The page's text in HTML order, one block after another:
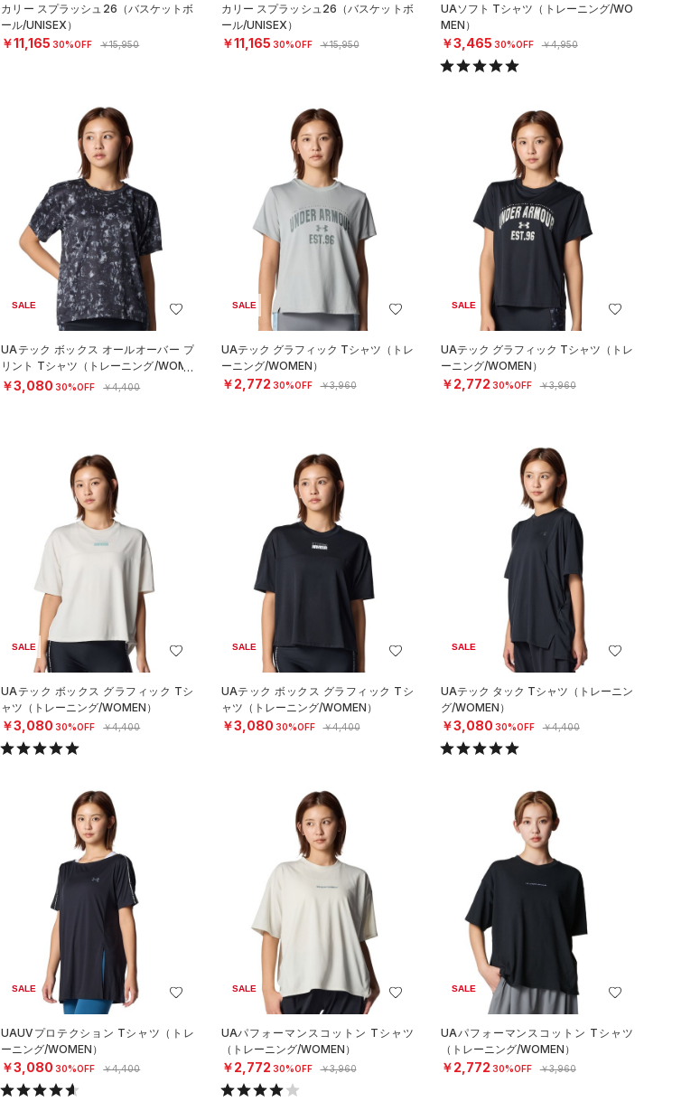
カリー スプラッシュ26（バスケットボ
ール/UNISEX）
￥11,165 30%OFF ￥15,950
カリー スプラッシュ26（バスケットボ
ール/UNISEX）
￥11,165 30%OFF ￥15,950
UAソフト Tシャツ（トレーニング/WO
MEN）
￥3,465 30%OFF ￥4,950
SALE
UAテック ボックス オールオーバー プ
リント Tシャツ（トレーニング/WOME
N）
￥3,080 30%OFF ￥4,400
SALE
UAテック グラフィック Tシャツ（トレ
ーニング/WOMEN）
￥2,772 30%OFF ￥3,960
SALE
UAテック グラフィック Tシャツ（トレ
ーニング/WOMEN）
￥2,772 30%OFF ￥3,960
SALE
UAテック ボックス グラフィック Tシ
ャツ（トレーニング/WOMEN）
￥3,080 30%OFF ￥4,400
SALE
UAテック ボックス グラフィック Tシ
ャツ（トレーニング/WOMEN）
￥3,080 30%OFF ￥4,400
SALE
UAテック タック Tシャツ（トレーニン
グ/WOMEN）
￥3,080 30%OFF ￥4,400
SALE
UAUVプロテクション Tシャツ（トレ
ーニング/WOMEN）
￥3,080 30%OFF ￥4,400
SALE
UAパフォーマンスコットン Tシャツ
（トレーニング/WOMEN）
￥2,772 30%OFF ￥3,960
SALE
UAパフォーマンスコットン Tシャツ
（トレーニング/WOMEN）
￥2,772 30%OFF ￥3,960